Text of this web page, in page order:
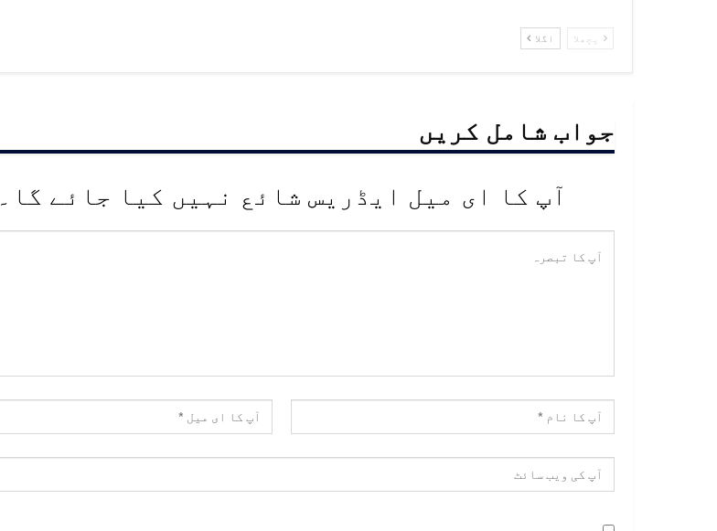
پچھلا اگلا
جواب شامل کریں
آپ کا ای میل ایڈریس شائع نہیں کیا جائے گا۔